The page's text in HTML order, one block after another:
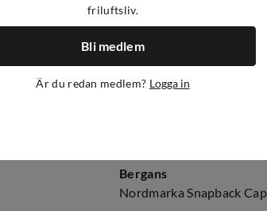
Bergans
Nordmarka Snapback
friluftsliv.
Bli medlem
Är du redan medlem? Logga in